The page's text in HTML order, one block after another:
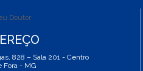
828 – Sala 201 - Centro
Fora - MG